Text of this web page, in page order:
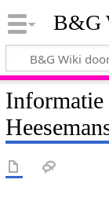
B&G
Informatie